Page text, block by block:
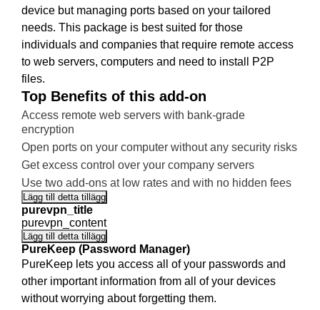
device but managing ports based on your tailored
needs. This package is best suited for those
individuals and companies that require remote access
to web servers, computers and need to install P2P
files.
Top Benefits of this add-on
Access remote web servers with bank-grade
encryption
Open ports on your computer without any security risks
Get excess control over your company servers
Use two add-ons at low rates and with no hidden fees
Lägg till detta tillägg
purevpn_title
purevpn_content
Lägg till detta tillägg
PureKeep (Password Manager)
PureKeep lets you access all of your passwords and
other important information from all of your devices
without worrying about forgetting them.